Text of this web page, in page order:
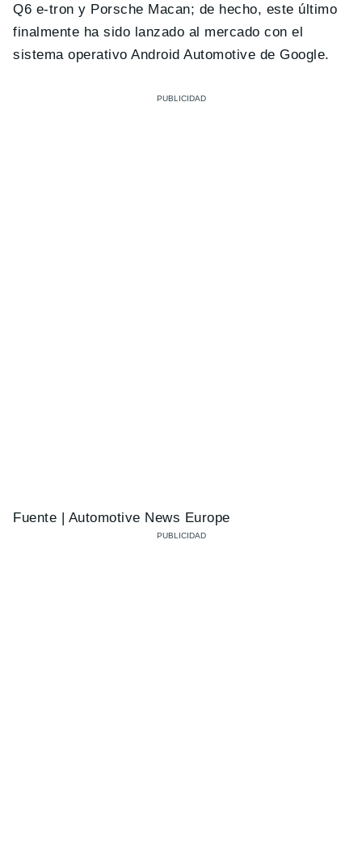
Q6 e-tron y Porsche Macan; de hecho, este último
finalmente ha sido lanzado al mercado con el
sistema operativo Android Automotive de Google.
Fuente | Automotive News Europe